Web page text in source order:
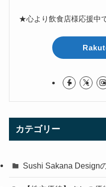
★心より飲食店様応援中
カテゴリー
Sushi Sakana Design